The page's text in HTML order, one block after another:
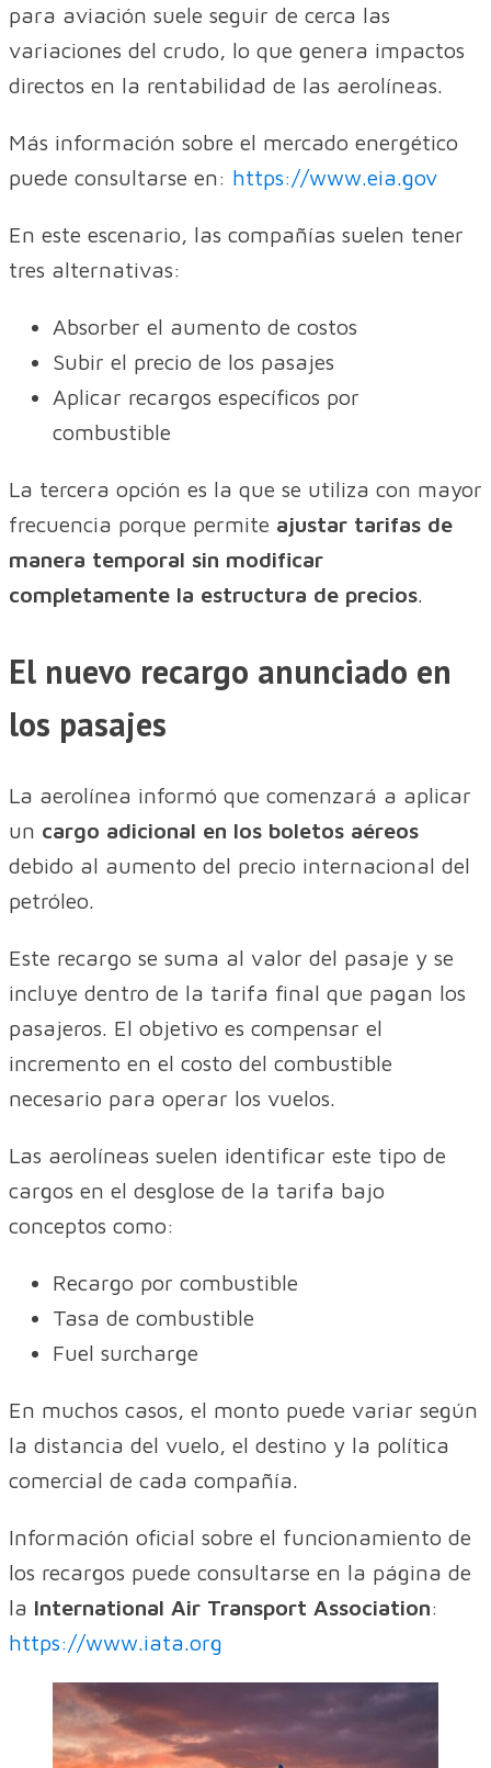
para aviación suele seguir de cerca las
variaciones del crudo, lo que genera impactos
directos en la rentabilidad de las aerolíneas.
Más información sobre el mercado energético
puede consultarse en: https://www.eia.gov
En este escenario, las compañías suelen tener
tres alternativas:
Absorber el aumento de costos
Subir el precio de los pasajes
Aplicar recargos específicos por
combustible
La tercera opción es la que se utiliza con mayor
frecuencia porque permite ajustar tarifas de
manera temporal sin modificar
completamente la estructura de precios.
El nuevo recargo anunciado en
los pasajes
La aerolínea informó que comenzará a aplicar
un cargo adicional en los boletos aéreos
debido al aumento del precio internacional del
petróleo.
Este recargo se suma al valor del pasaje y se
incluye dentro de la tarifa final que pagan los
pasajeros. El objetivo es compensar el
incremento en el costo del combustible
necesario para operar los vuelos.
Las aerolíneas suelen identificar este tipo de
cargos en el desglose de la tarifa bajo
conceptos como:
Recargo por combustible
Tasa de combustible
Fuel surcharge
En muchos casos, el monto puede variar según
la distancia del vuelo, el destino y la política
comercial de cada compañía.
Información oficial sobre el funcionamiento de
los recargos puede consultarse en la página de
la International Air Transport Association:
https://www.iata.org